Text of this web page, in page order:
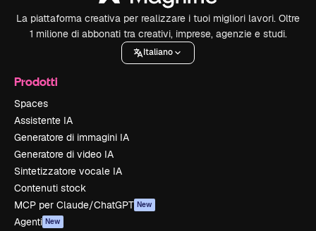
La piattaforma creativa per realizzare i tuoi migliori lavori. Oltre
1 milione di abbonati tra creativi, imprese, agenzie e studi.
Italiano
Prodotti
Spaces
Assistente IA
Generatore di immagini IA
Generatore di video IA
Sintetizzatore vocale IA
Contenuti stock
MCP per Claude/ChatGPT New
Agenti New